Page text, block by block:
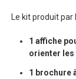
Le kit produit par
1 affiche
orienter
1 brochure